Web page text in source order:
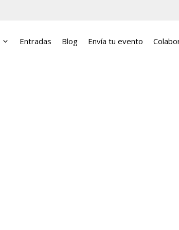
Entradas Blog Envía tu evento